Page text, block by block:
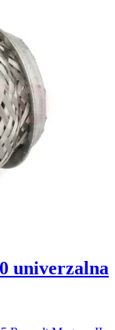
univerzalna